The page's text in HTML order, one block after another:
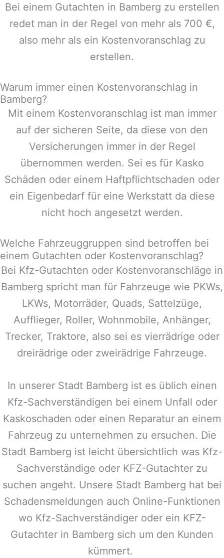
Bei einem Gutachten in Bamberg zu erstellen
redet man in der Regel von mehr als 700 €,
also mehr als ein Kostenvoranschlag zu
erstellen.
Warum immer einen Kostenvoranschlag in
Bamberg?
Mit einem Kostenvoranschlag ist man immer
auf der sicheren Seite, da diese von den
Versicherungen immer in der Regel
übernommen werden. Sei es für Kasko
Schäden oder einem Haftpflichtschaden oder
ein Eigenbedarf für eine Werkstatt da diese
nicht hoch angesetzt werden.
Welche Fahrzeuggruppen sind betroffen bei
einem Gutachten oder Kostenvoranschlag?
Bei Kfz-Gutachten oder Kostenvoranschläge in
Bamberg spricht man für Fahrzeuge wie PKWs,
LKWs, Motorräder, Quads, Sattelzüge,
Aufflieger, Roller, Wohnmobile, Anhänger,
Trecker, Traktore, also sei es vierrädrige oder
dreirädrige oder zweirädrige Fahrzeuge.
In unserer Stadt Bamberg ist es üblich einen
Kfz-Sachverständigen bei einem Unfall oder
Kaskoschaden oder einen Reparatur an einem
Fahrzeug zu unternehmen zu ersuchen. Die
Stadt Bamberg ist leicht übersichtlich was Kfz-
Sachverständige oder KFZ-Gutachter zu
suchen angeht. Unsere Stadt Bamberg hat bei
Schadensmeldungen auch Online-Funktionen
wo Kfz-Sachverständiger oder ein KFZ-
Gutachter in Bamberg sich um den Kunden
kümmert.